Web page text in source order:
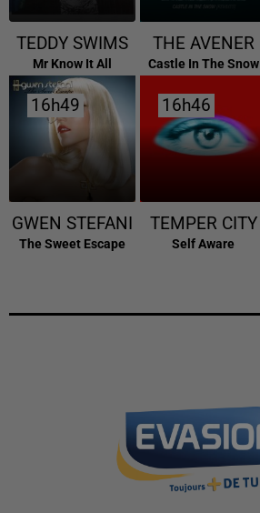
TEDDY SWIMS
Mr Know It All
THE AVENER
Castle In The Snow
16h49
16h49
GWEN STEFANI
The Sweet Escape
16h46
16h46
TEMPER CITY
Self Aware